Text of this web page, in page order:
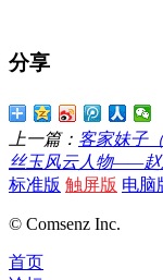
分享
上一篇： 客家妹子
丝玉风云人物——赵
标准版 触屏版 电脑
© Comsenz Inc.
首页